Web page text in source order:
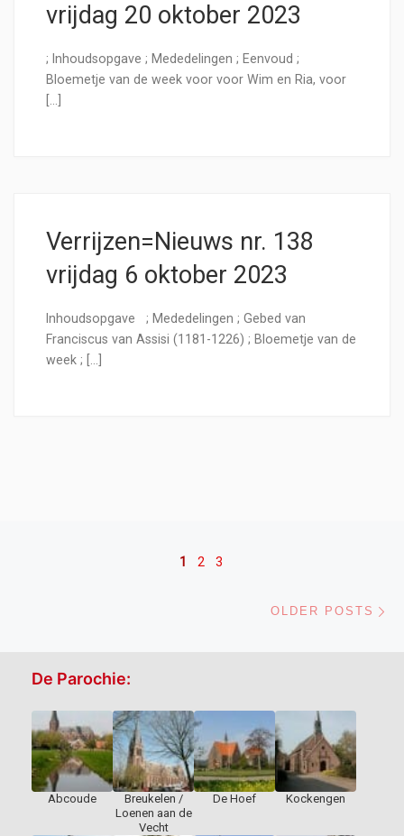
vrijdag 20 oktober 2023
; Inhoudsopgave ; Mededelingen ; Eenvoud ;
Bloemetje van de week voor voor Wim en Ria, voor
Verrijzen=Nieuws nr. 138
vrijdag 6 oktober 2023
Inhoudsopgave ; Mededelingen ; Gebed van
Franciscus van Assisi (1181-1226) ; Bloemetje van de
week ; […]
Posts navigation
1 2 3
OLDER POSTS
De Parochie:
Abcoude
Breukelen /
Loenen aan de
Vecht
De Hoef Kockengen